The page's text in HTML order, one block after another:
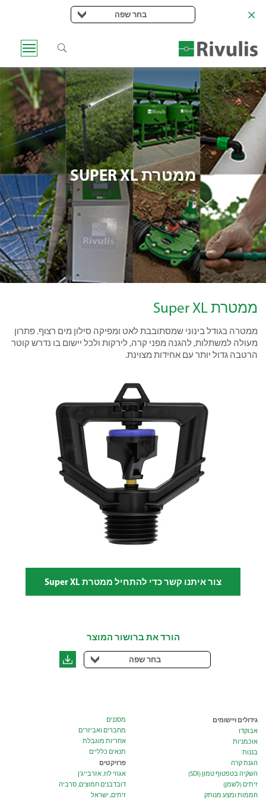
בחר שפה
ממטרת SUPER XL
ממטרת Super XL
ממטרה בגודל בינוני שמסתובבת לאט ומפיקה סילון מים רצוף. פתרון
מעולה למשתלות, להגנה מפני קרה, לירקות ולכל יישום בו נדרש קוטר
הרטבה גדול יותר עם אחידות מצוינת.
צור איתנו קשר כדי להתחיל ממטרת Super XL
הורד את ברושור המוצר
בחר שפה
גידולים ויישומים
אבוקדו
אוכמניות
בננות
הגנת קרה
השקיה בטפטוף טמון (SDI)
זיתים (לשמן)
חממות ומצע מנותק
מסננים
מחברים ואביזרים
אחריות מוגבלת
תנאים כלליים
פרויקטים
אגוזי לוז, אזרבייג’ן
דובדבנים חמוצים, סרביה
זיתים, ישראל